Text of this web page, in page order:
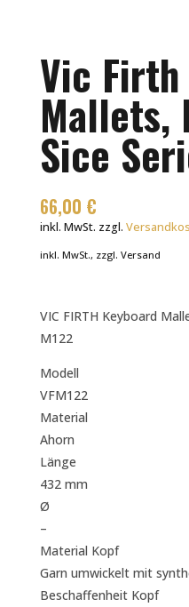
Vic Firth
Mallets,
Sice
66,00 €
inkl. MwSt. zzgl.
inkl. MwSt., zzgl. Versand
VIC FIRTH Keyboard
M122
Modell
VFM122
Material
Ahorn
Länge
432 mm
Ø
–
Material Kopf
Garn umwickelt mit
Beschaffenheit Kopf